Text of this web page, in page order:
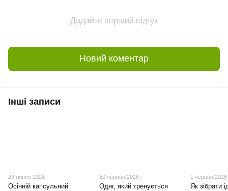
Додайте перший відгук
Новий коментар
Інші записи
29 липня 2026
Осінній капсульний
30 червня 2026
Одяг, який тренується
1 червня 2026
Як зібрати